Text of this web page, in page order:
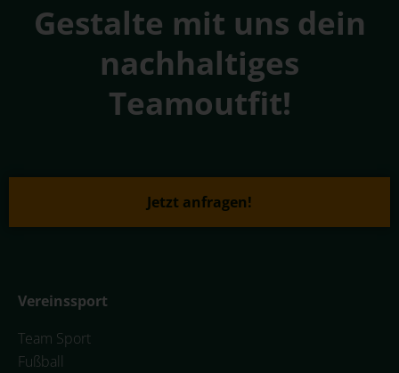
Gestalte mit uns dein
nachhaltiges
Teamoutfit!
Jetzt anfragen!
Vereinssport
Team Sport
Fußball